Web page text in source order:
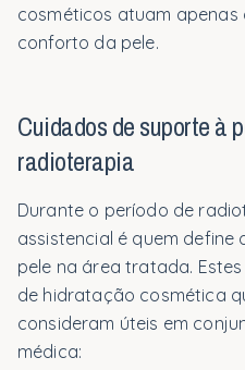
Protocolos de Uso
Materiais Técnicos
Gestantes
Pós-Procedimento
Pele Atópica
Blog
cosméticos atuam
conforto da pele.
Cuidados de suporte à
radioterapia
Durante o período de
assistencial é quem
pele na área tratada.
de hidratação cosmética
consideram úteis em
médica: